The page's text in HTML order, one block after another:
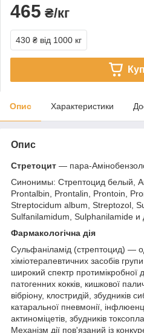
465 ₴/кг
430 ₴ від 1000 кг
Опис Характеристики
Опис
Стретоцит — пара-
Синонимы: Стрептоцид белый,
Prontalbin, Prontalin, Prontoin,
Streptocidum album, Streptozol,
Sulfanilamidum, Sulphanilamide и
Фармакологічна дія
Сульфаніламід (стрептоцид) —
хіміотерапевтичних засобів
широкий спектр протимікробної
патогенних кокків, кишкової
вібріону, клостридій, збудників
катаральної пневмонії,
актиноміцетів, збудників
Механізм дії пов'язаний із